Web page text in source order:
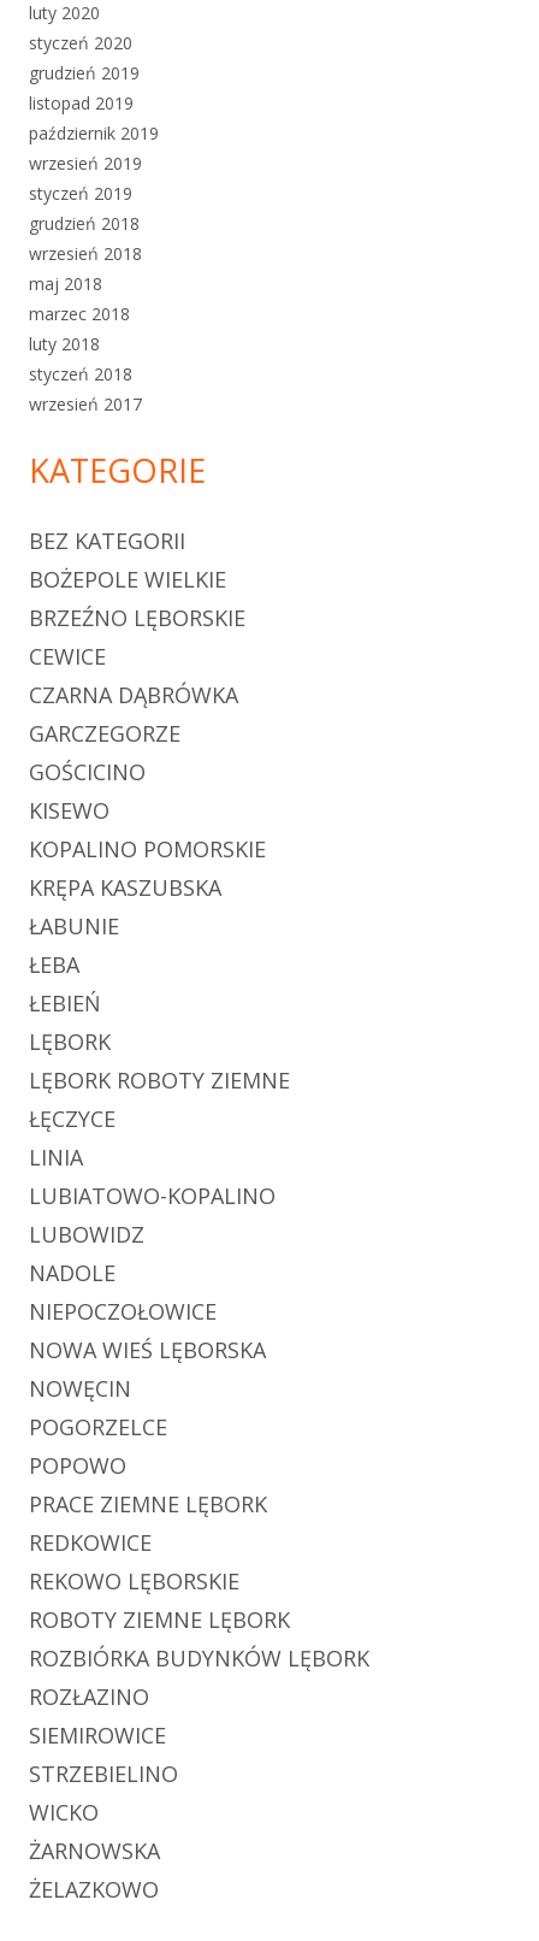
luty 2020
styczeń 2020
grudzień 2019
listopad 2019
październik 2019
wrzesień 2019
styczeń 2019
grudzień 2018
wrzesień 2018
maj 2018
marzec 2018
luty 2018
styczeń 2018
wrzesień 2017
KATEGORIE
BEZ KATEGORII
BOŻEPOLE WIELKIE
BRZEŹNO LĘBORSKIE
CEWICE
CZARNA DĄBRÓWKA
GARCZEGORZE
GOŚCICINO
KISEWO
KOPALINO POMORSKIE
KRĘPA KASZUBSKA
ŁABUNIE
ŁEBA
ŁEBIEŃ
LĘBORK
LĘBORK ROBOTY ZIEMNE
ŁĘCZYCE
LINIA
LUBIATOWO-KOPALINO
LUBOWIDZ
NADOLE
NIEPOCZOŁOWICE
NOWA WIEŚ LĘBORSKA
NOWĘCIN
POGORZELCE
POPOWO
PRACE ZIEMNE LĘBORK
REDKOWICE
REKOWO LĘBORSKIE
ROBOTY ZIEMNE LĘBORK
ROZBIÓRKA BUDYNKÓW LĘBORK
ROZŁAZINO
SIEMIROWICE
STRZEBIELINO
WICKO
ŻARNOWSKA
ŻELAZKOWO